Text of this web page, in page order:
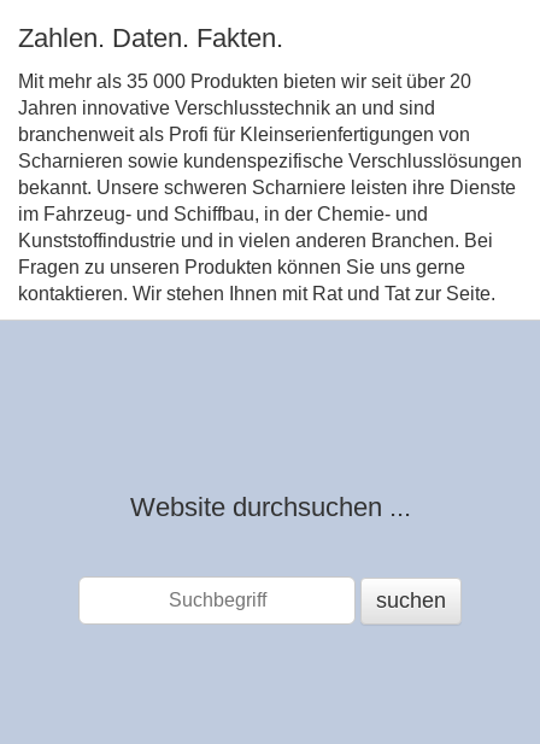
Zahlen. Daten. Fakten.
Mit mehr als 35 000 Produkten bieten wir seit über 20
Jahren innovative Verschlusstechnik an und sind
branchenweit als Profi für Kleinserienfertigungen von
Scharnieren sowie kundenspezifische Verschlusslösungen
bekannt. Unsere schweren Scharniere leisten ihre Dienste
im Fahrzeug- und Schiffbau, in der Chemie- und
Kunststoffindustrie und in vielen anderen Branchen. Bei
Fragen zu unseren Produkten können Sie uns gerne
kontaktieren. Wir stehen Ihnen mit Rat und Tat zur Seite.
Website durchsuchen ...
suchen